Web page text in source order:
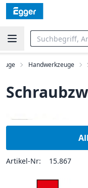
Handwerkzeuge
Artikel-Nr: 15.867